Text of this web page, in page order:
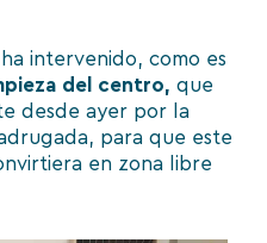
intervenido, como es
del centro, que
desde ayer por la
para que este
en zona libre